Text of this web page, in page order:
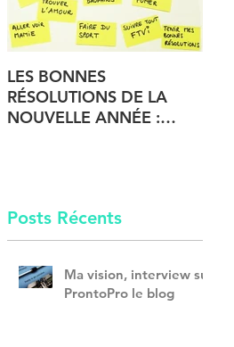
LES BONNES
RÉSOLUTIONS DE LA
NOUVELLE ANNÉE :
Posts Récents
Ma vision, interview sur
ProntoPro le blog